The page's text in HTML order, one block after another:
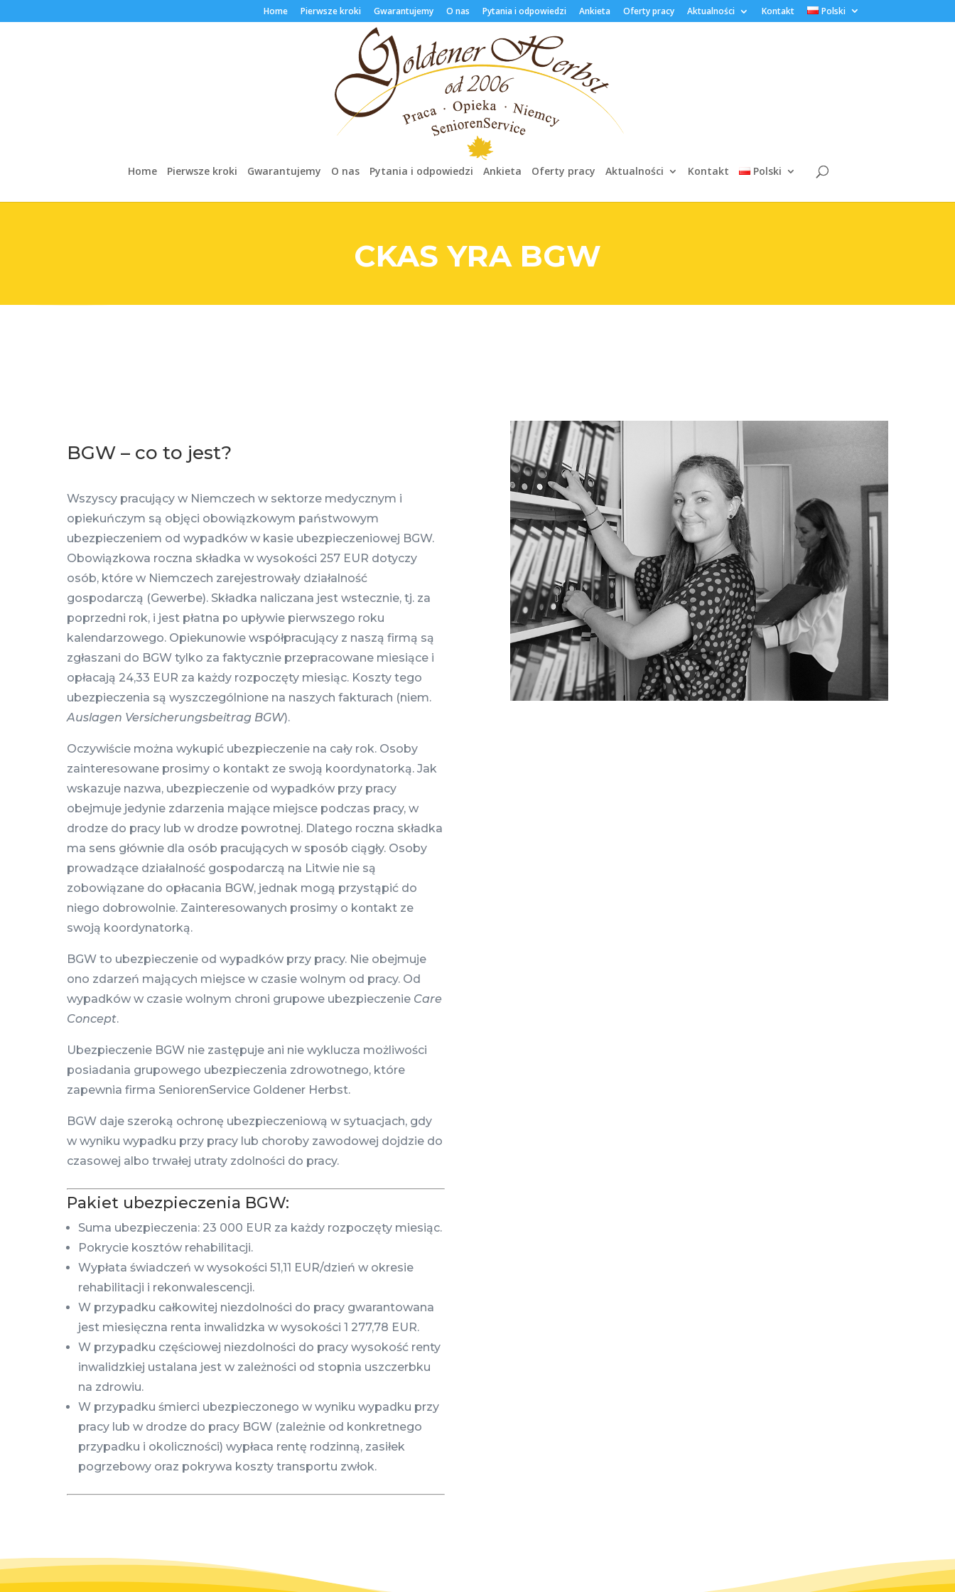
Home Pierwsze kroki Gwarantujemy O nas Pytania i odpowiedzi Ankieta Oferty pracy Aktualności Kontakt Polski
Home Pierwsze kroki Gwarantujemy O nas Pytania i odpowiedzi Ankieta Oferty pracy Aktualności Kontakt Polski
CKAS YRA BGW
BGW – co to jest?
Wszyscy pracujący w Niemczech w sektorze medycznym i
opiekuńczym są objęci obowiązkowym państwowym
ubezpieczeniem od wypadków w kasie ubezpieczeniowej BGW.
Obowiązkowa roczna składka w wysokości 257 EUR dotyczy
osób, które w Niemczech zarejestrowały działalność
gospodarczą (Gewerbe). Składka naliczana jest wstecznie, tj. za
poprzedni rok, i jest płatna po upływie pierwszego roku
kalendarzowego. Opiekunowie współpracujący z naszą firmą są
zgłaszani do BGW tylko za faktycznie przepracowane miesiące i
opłacają 24,33 EUR za każdy rozpoczęty miesiąc. Koszty tego
ubezpieczenia są wyszczególnione na naszych fakturach (niem.
Auslagen Versicherungsbeitrag BGW).
Oczywiście można wykupić ubezpieczenie na cały rok. Osoby
zainteresowane prosimy o kontakt ze swoją koordynatorką. Jak
wskazuje nazwa, ubezpieczenie od wypadków przy pracy
obejmuje jedynie zdarzenia mające miejsce podczas pracy, w
drodze do pracy lub w drodze powrotnej. Dlatego roczna składka
ma sens głównie dla osób pracujących w sposób ciągły. Osoby
prowadzące działalność gospodarczą na Litwie nie są
zobowiązane do opłacania BGW, jednak mogą przystąpić do
niego dobrowolnie. Zainteresowanych prosimy o kontakt ze
swoją koordynatorką.
BGW to ubezpieczenie od wypadków przy pracy. Nie obejmuje
ono zdarzeń mających miejsce w czasie wolnym od pracy. Od
wypadków w czasie wolnym chroni grupowe ubezpieczenie Care
Concept.
Ubezpieczenie BGW nie zastępuje ani nie wyklucza możliwości
posiadania grupowego ubezpieczenia zdrowotnego, które
zapewnia firma SeniorenService Goldener Herbst.
BGW daje szeroką ochronę ubezpieczeniową w sytuacjach, gdy
w wyniku wypadku przy pracy lub choroby zawodowej dojdzie do
czasowej albo trwałej utraty zdolności do pracy.
Pakiet ubezpieczenia BGW:
Suma ubezpieczenia: 23 000 EUR za każdy rozpoczęty miesiąc.
Pokrycie kosztów rehabilitacji.
Wypłata świadczeń w wysokości 51,11 EUR/dzień w okresie
rehabilitacji i rekonwalescencji.
W przypadku całkowitej niezdolności do pracy gwarantowana
jest miesięczna renta inwalidzka w wysokości 1 277,78 EUR.
W przypadku częściowej niezdolności do pracy wysokość renty
inwalidzkiej ustalana jest w zależności od stopnia uszczerbku
na zdrowiu.
W przypadku śmierci ubezpieczonego w wyniku wypadku przy
pracy lub w drodze do pracy BGW (zależnie od konkretnego
przypadku i okoliczności) wypłaca rentę rodzinną, zasiłek
pogrzebowy oraz pokrywa koszty transportu zwłok.